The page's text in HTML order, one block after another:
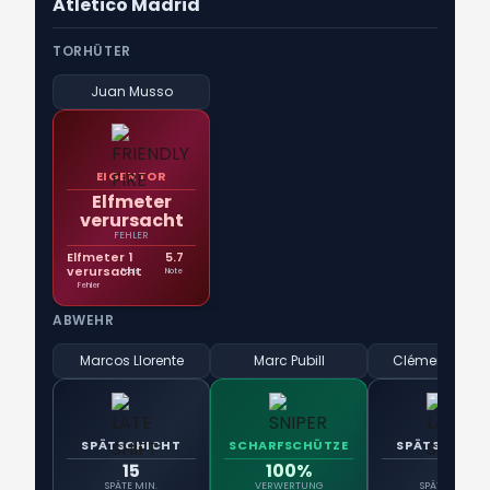
TORHÜTER
Juan Musso
EIGENTOR
Elfmeter
verursacht
FEHLER
Elfmeter
verursacht
Fehler
1
Fouls
5.7
Note
ABWEHR
Marcos Llorente
SPÄTSCHICHT
15
SPÄTE MIN.
Marc Pubill
SCHARFSCHÜTZE
100%
VERWERTUNG
Clément
SPÄTE MIN.